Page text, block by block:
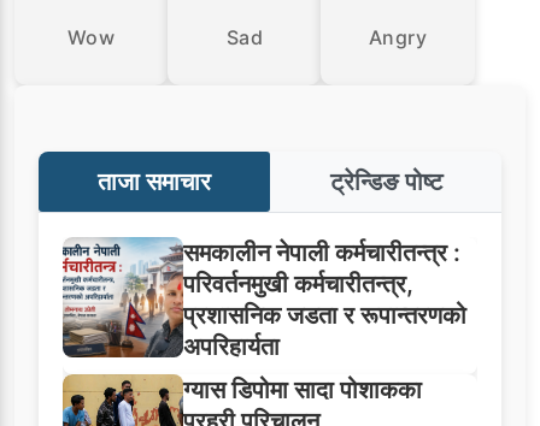
Wow Sad Angry
ताजा समाचार ट्रेन्डिङ पोष्ट
समकालीन नेपाली कर्मचारीतन्त्र :
परिवर्तनमुखी कर्मचारीतन्त्र,
प्रशासनिक जडता र रूपान्तरणको
अपरिहार्यता
ग्यास डिपोमा सादा पोशाकका